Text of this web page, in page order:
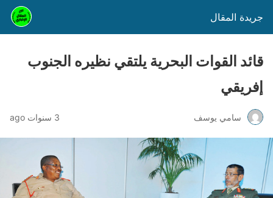
جريدة المقال
قائد القوات البحرية يلتقي نظيره الجنوب
إفريقي
سامي يوسف 3 سنوات ago